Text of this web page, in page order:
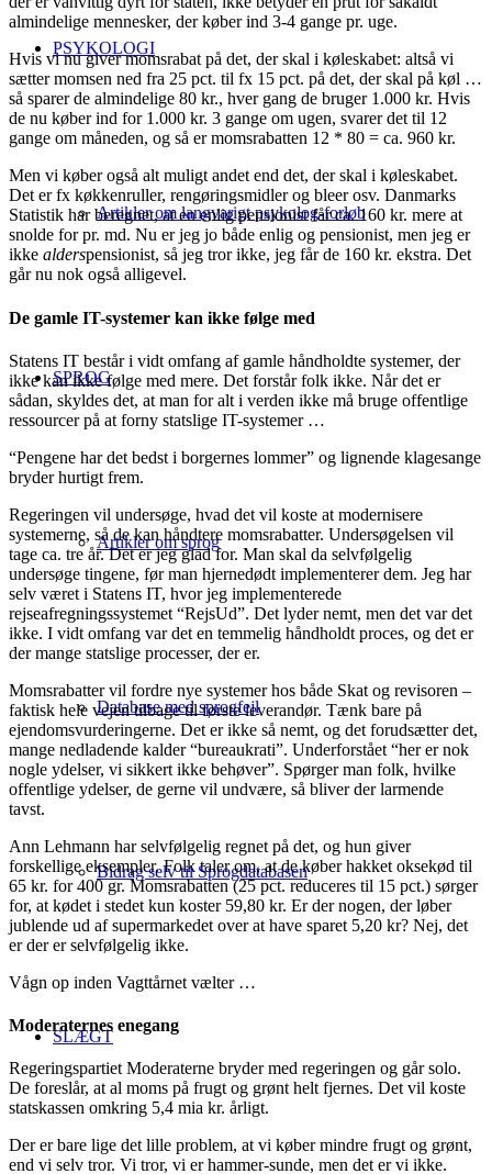
PSYKOLOGI
Artikler om langvarigt psykolog-forløb
SPROG
Artikler om sprog
Database med sprogfejl
Bidrag selv til Sprogdatabasen
SLÆGT
almindelige mennesker, der køber ind 3-4 gange pr. uge.
Hvis vi nu giver momsrabat på det, der skal i køleskabet: altså vi
sætter momsen ned fra 25 pct. til fx 15 pct. på det, der skal på køl …
så sparer de almindelige 80 kr., hver gang de bruger 1.000 kr. Hvis
de nu køber ind for 1.000 kr. 3 gange om ugen, svarer det til 12
gange om måneden, og så er momsrabatten 12 * 80 = ca. 960 kr.
Men vi køber også alt muligt andet end det, der skal i køleskabet.
Det er fx køkkenruller, rengøringsmidler og bleer osv. Danmarks
Statistik har beregnet, at en enlig pensionist får ca. 160 kr. mere at
snolde for pr. md. Nu er jeg jo både enlig og pensionist, men jeg er
ikke alderspensionist, så jeg tror ikke, jeg får de 160 kr. ekstra. Det
går nu nok også alligevel.
De gamle IT-systemer kan ikke følge med
Statens IT består i vidt omfang af gamle håndholdte systemer, der
ikke kan ikke følge med mere. Det forstår folk ikke. Når det er
sådan, skyldes det, at man for alt i verden ikke må bruge offentlige
ressourcer på at forny statslige IT-systemer …
“Pengene har det bedst i borgernes lommer” og lignende klagesange
bryder hurtigt frem.
Regeringen vil undersøge, hvad det vil koste at modernisere
systemerne, så de kan håndtere momsrabatter. Undersøgelsen vil
tage ca. tre år. Det er jeg glad for. Man skal da selvfølgelig
undersøge tingene, før man hjernedødt implementerer dem. Jeg har
selv været i Statens IT, hvor jeg implementerede
rejseafregningssystemet “RejsUd”. Det lyder nemt, men det var det
ikke. I vidt omfang var det en temmelig håndholdt proces, og det er
der mange statslige processer, der er.
Momsrabatter vil fordre nye systemer hos både Skat og revisoren –
faktisk hele vejen tilbage til første leverandør. Tænk bare på
ejendomsvurderingerne. Det er ikke så nemt, og det forudsætter det,
mange nedladende kalder “bureaukrati”. Underforstået “her er nok
nogle ydelser, vi sikkert ikke behøver”. Spørger man folk, hvilke
offentlige ydelser, de gerne vil undvære, så bliver der larmende
tavst.
Ann Lehmann har selvfølgelig regnet på det, og hun giver
forskellige eksempler. Folk taler om, at de køber hakket oksekød til
65 kr. for 400 gr. Momsrabatten (25 pct. reduceres til 15 pct.) sørger
for, at kødet i stedet kun koster 59,80 kr. Er der nogen, der løber
jublende ud af supermarkedet over at have sparet 5,20 kr? Nej, det
er der er selvfølgelig ikke.
Vågn op inden Vagttårnet vælter …
Moderaternes enegang
Regeringspartiet Moderaterne bryder med regeringen og går solo.
De foreslår, at al moms på frugt og grønt helt fjernes. Det vil koste
statskassen omkring 5,4 mia kr. årligt.
Der er bare lige det lille problem, at vi køber mindre frugt og grønt,
end vi selv tror. Vi tror, vi er hammer-sunde, men det er vi ikke.